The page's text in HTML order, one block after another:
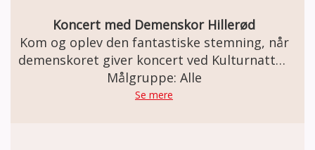
Koncert med Demenskor Hillerød
Kom og oplev den fantastiske stemning, når
demenskoret giver koncert ved Kulturnatten
den 4. september i Hillerød.
Målgruppe: Alle
Se mere